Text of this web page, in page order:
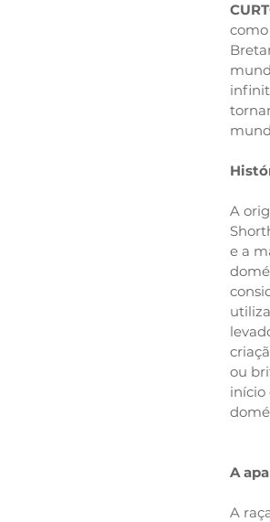
A
e a
ou
início
A
A